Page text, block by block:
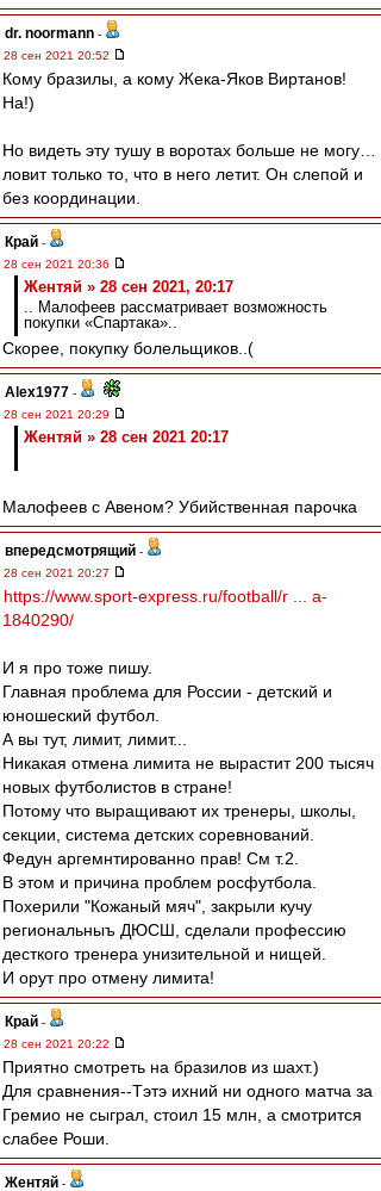
dr. noormann -
28 сен 2021 20:52
Кому бразилы, а кому Жека-Яков Виртанов!
На!)
Но видеть эту тушу в воротах больше не могу…
ловит только то, что в него летит. Он слепой и
без координации.
Край -
28 сен 2021 20:36
Жентяй » 28 сен 2021, 20:17
.. Малофеев рассматривает возможность
покупки «Спартака»..
Скорее, покупку болельщиков..(
Alex1977 -
28 сен 2021 20:29
Жентяй » 28 сен 2021 20:17
Малофеев с Авеном? Убийственная парочка
впередсмотрящий -
28 сен 2021 20:27
https://www.sport-express.ru/football/r ... a-
1840290/
И я про тоже пишу.
Главная проблема для России - детский и
юношеский футбол.
А вы тут, лимит, лимит...
Никакая отмена лимита не вырастит 200 тысяч
новых футболистов в стране!
Потому что выращивают их тренеры, школы,
секции, система детских соревнований.
Федун аргемнтированно прав! См т.2.
В этом и причина проблем росфутбола.
Похерили "Кожаный мяч", закрыли кучу
региональныъ ДЮСШ, сделали профессию
десткого тренера унизительной и нищей.
И орут про отмену лимита!
Край -
28 сен 2021 20:22
Приятно смотреть на бразилов из шахт.)
Для сравнения--Тэтэ ихний ни одного матча за
Гремио не сыграл, стоил 15 млн, а смотрится
слабее Роши.
Жентяй -